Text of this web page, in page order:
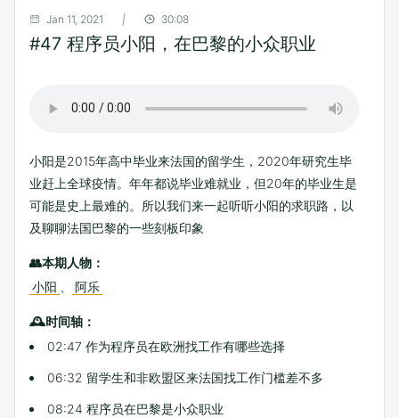
Jan 11, 2021 | 30:08
#47 程序员小阳，在巴黎的小众职业
小阳是2015年高中毕业来法国的留学生，2020年研究生毕
业赶上全球疫情。年年都说毕业难就业，但20年的毕业生是
可能是史上最难的。所以我们来一起听听小阳的求职路，以
及聊聊法国巴黎的一些刻板印象
👥本期人物：
小阳 、 阿乐
🕰时间轴：
02:47 作为程序员在欧洲找工作有哪些选择
06:32 留学生和非欧盟区来法国找工作门槛差不多
08:24 程序员在巴黎是小众职业